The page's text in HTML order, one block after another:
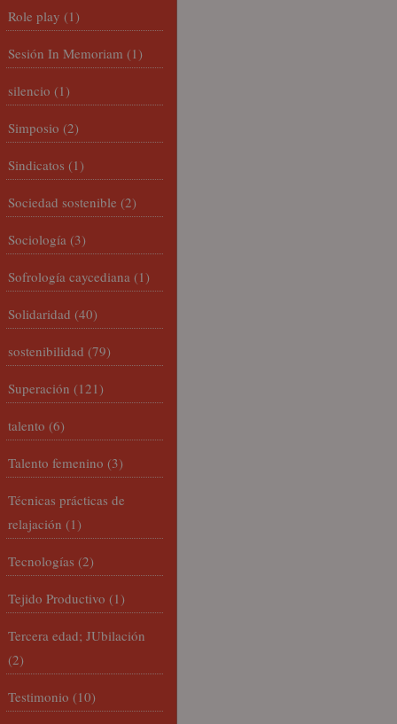
Role play (1)
Sesión In Memoriam (1)
silencio (1)
Simposio (2)
Sindicatos (1)
Sociedad sostenible (2)
Sociología (3)
Sofrología caycediana (1)
Solidaridad (40)
sostenibilidad (79)
Superación (121)
talento (6)
Talento femenino (3)
Técnicas prácticas de
relajación (1)
Tecnologías (2)
Tejido Productivo (1)
Tercera edad; JUbilación
(2)
Testimonio (10)